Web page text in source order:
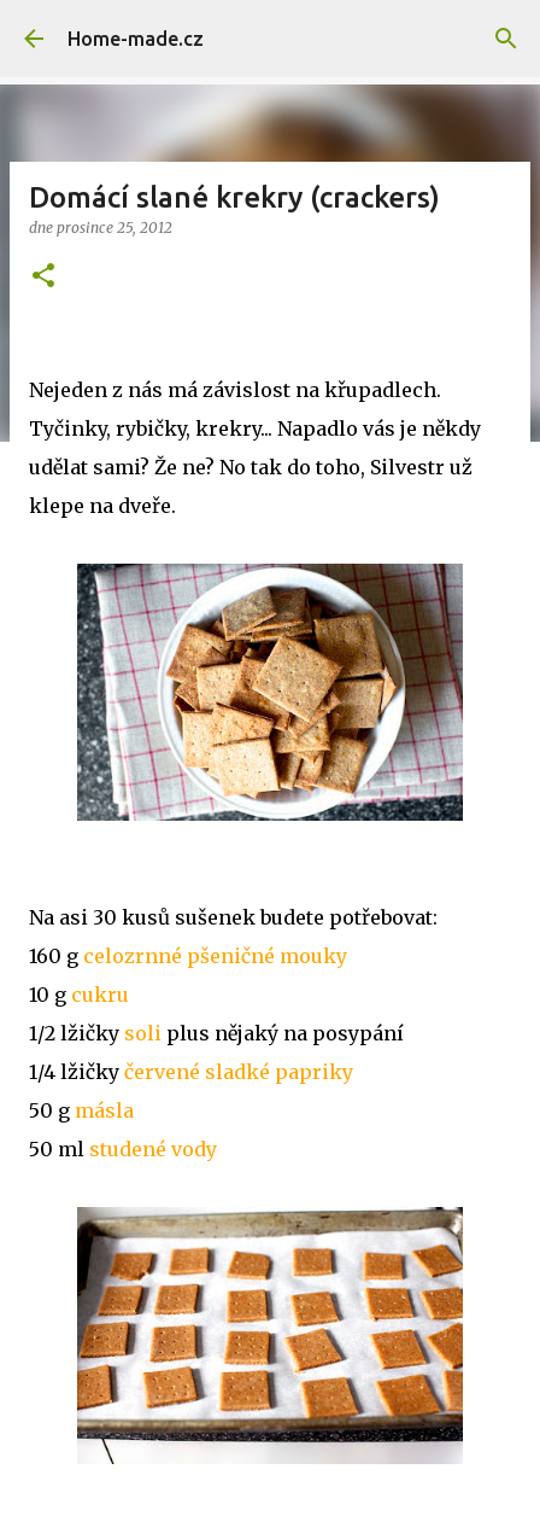
Přeskočit na hlavní obsah
Home-made.cz
Domácí slané krekry (crackers)
dne prosince 25, 2012
Nejeden z nás má závislost na křupadlech.
Tyčinky, rybičky, krekry... Napadlo vás je někdy
udělat sami? Že ne? No tak do toho, Silvestr už
klepe na dveře.
Na asi 30 kusů sušenek budete potřebovat:
160 g celozrnné pšeničné mouky
10 g cukru
1/2 lžičky soli plus nějaký na posypání
1/4 lžičky červené sladké papriky
50 g másla
50 ml studené vody